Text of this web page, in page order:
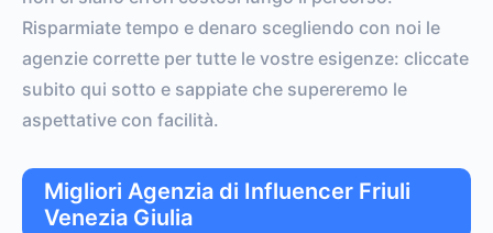
Risparmiate tempo e denaro scegliendo con noi le
agenzie corrette per tutte le vostre esigenze: cliccate
subito qui sotto e sappiate che supereremo le
aspettative con facilità.
Migliori Agenzia di Influencer Friuli
Venezia Giulia